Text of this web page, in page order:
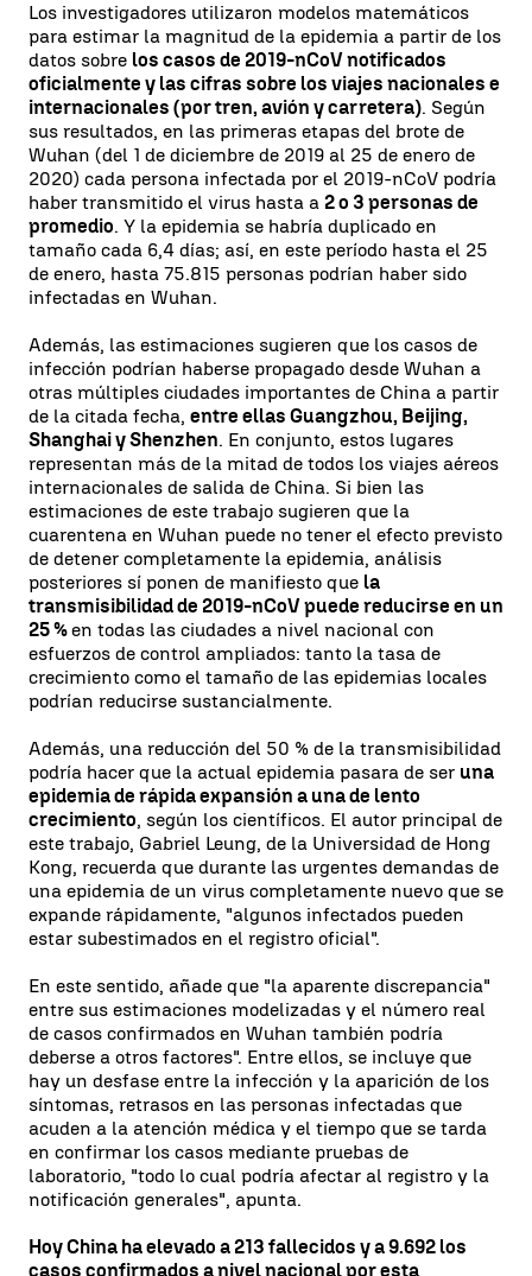
Los investigadores utilizaron modelos matemáticos
para estimar la magnitud de la epidemia a partir de los
datos sobre los casos de 2019-nCoV notificados
oficialmente y las cifras sobre los viajes nacionales e
internacionales (por tren, avión y carretera). Según
sus resultados, en las primeras etapas del brote de
Wuhan (del 1 de diciembre de 2019 al 25 de enero de
2020) cada persona infectada por el 2019-nCoV podría
haber transmitido el virus hasta a 2 o 3 personas de
promedio. Y la epidemia se habría duplicado en
tamaño cada 6,4 días; así, en este período hasta el 25
de enero, hasta 75.815 personas podrían haber sido
infectadas en Wuhan.
Además, las estimaciones sugieren que los casos de
infección podrían haberse propagado desde Wuhan a
otras múltiples ciudades importantes de China a partir
de la citada fecha, entre ellas Guangzhou, Beijing,
Shanghai y Shenzhen. En conjunto, estos lugares
representan más de la mitad de todos los viajes aéreos
internacionales de salida de China. Si bien las
estimaciones de este trabajo sugieren que la
cuarentena en Wuhan puede no tener el efecto previsto
de detener completamente la epidemia, análisis
posteriores sí ponen de manifiesto que la
transmisibilidad de 2019-nCoV puede reducirse en un
25 %en todas las ciudades a nivel nacional con
esfuerzos de control ampliados: tanto la tasa de
crecimiento como el tamaño de las epidemias locales
podrían reducirse sustancialmente.
Además, una reducción del 50 % de la transmisibilidad
podría hacer que la actual epidemia pasara de ser una
epidemia de rápida expansión a una de lento
crecimiento, según los científicos. El autor principal de
este trabajo, Gabriel Leung, de la Universidad de Hong
Kong, recuerda que durante las urgentes demandas de
una epidemia de un virus completamente nuevo que se
expande rápidamente, "algunos infectados pueden
estar subestimados en el registro oficial".
En este sentido, añade que "la aparente discrepancia"
entre sus estimaciones modelizadas y el número real
de casos confirmados en Wuhan también podría
deberse a otros factores". Entre ellos, se incluye que
hay un desfase entre la infección y la aparición de los
síntomas, retrasos en las personas infectadas que
acuden a la atención médica y el tiempo que se tarda
en confirmar los casos mediante pruebas de
laboratorio, "todo lo cual podría afectar al registro y la
notificación generales", apunta.
Hoy China ha elevado a 213 fallecidos y a 9.692 los
casos confirmados a nivel nacional por esta